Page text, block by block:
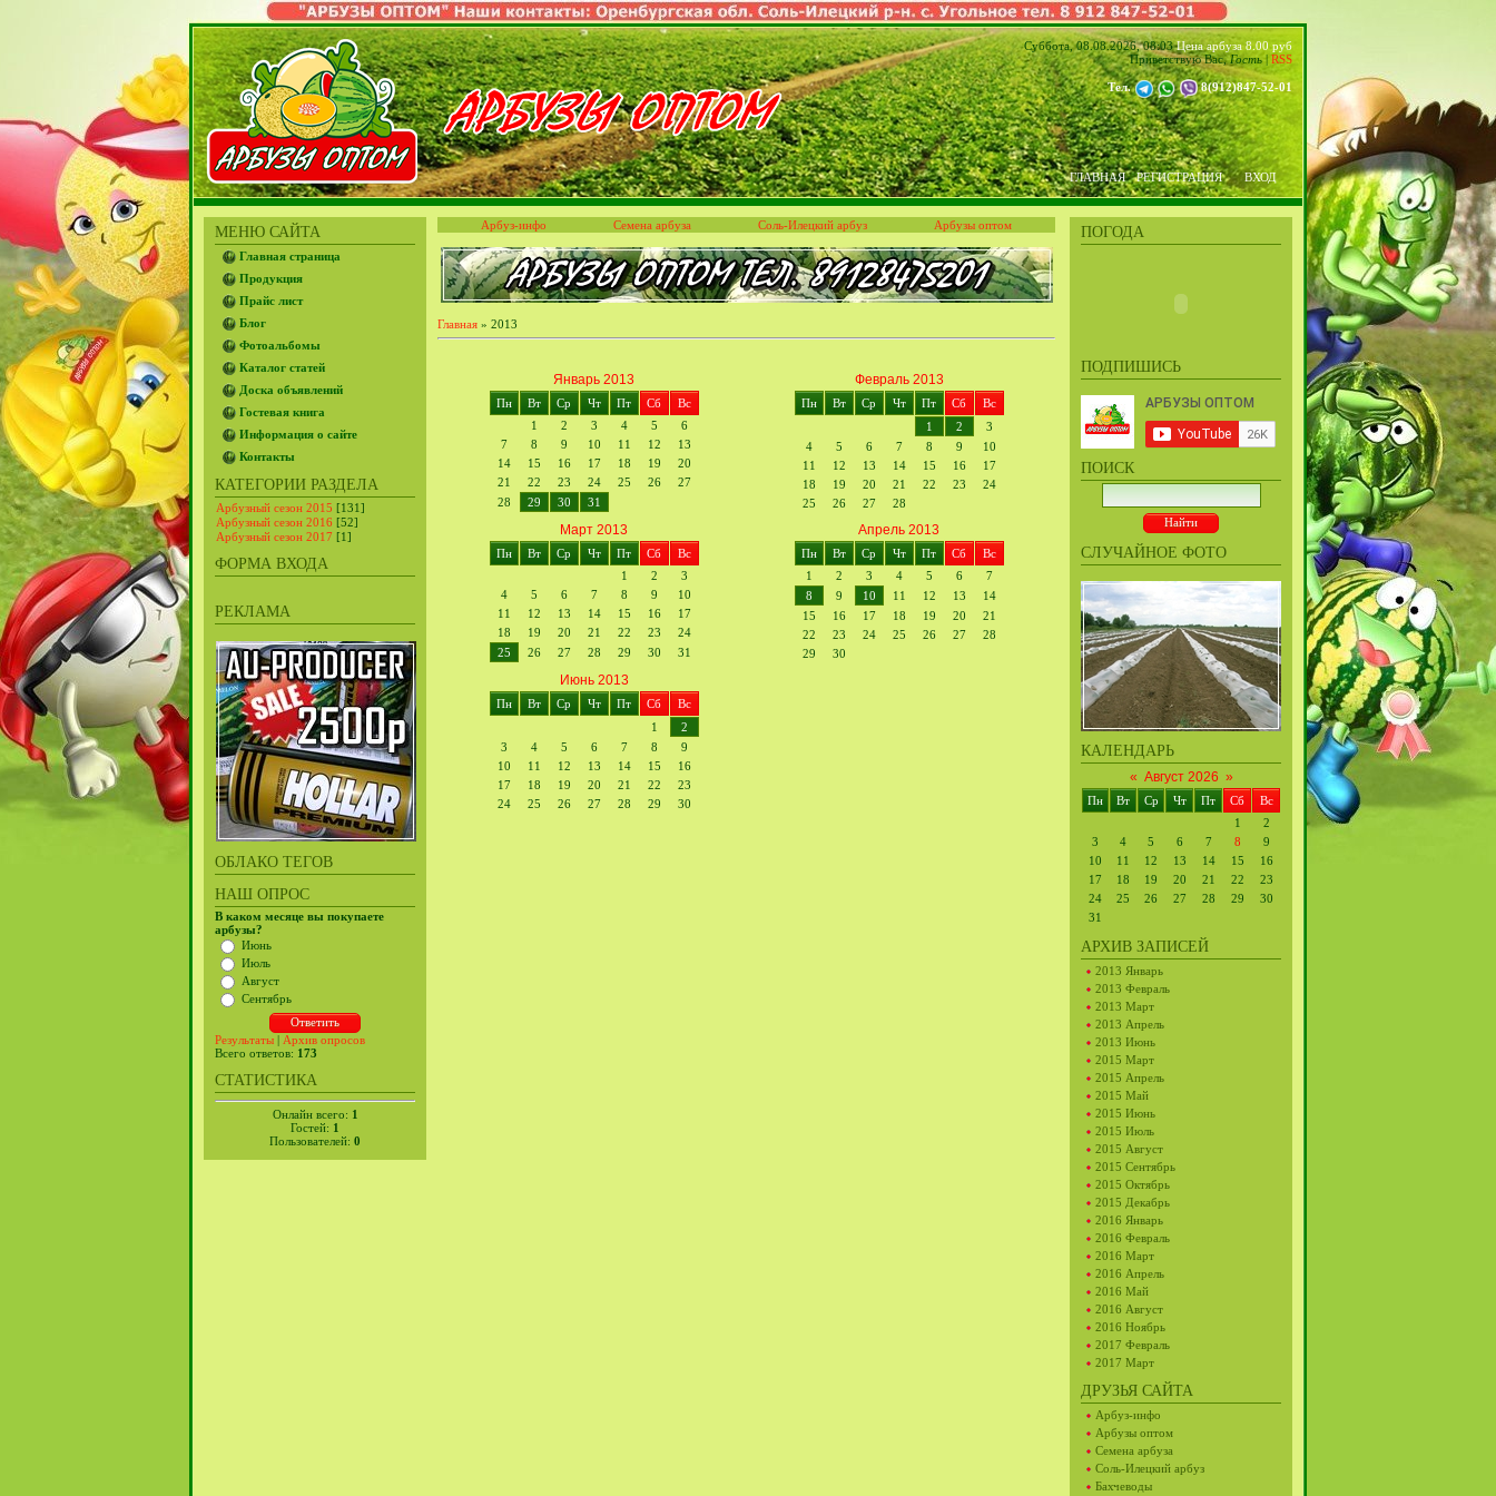
Суббота, 08.08.2026, 08:03Цена арбуза 8.00 руб
Приветствую Вас,Гость| RSS
Тел. 8(912)847-52-01
ГЛАВНАЯ РЕГИСТРАЦИЯ ВХОД
МЕНЮ САЙТА
Главная страница
Продукция
Прайс лист
Блог
Фотоальбомы
Каталог статей
Доска объявлений
Гостевая книга
Информация о сайте
Контакты
КАТЕГОРИИ РАЗДЕЛА
Арбузный сезон 2015 [131]
Арбузный сезон 2016 [52]
Арбузный сезон 2017 [1]
ФОРМА ВХОДА
РЕКЛАМА
ОБЛАКО ТЕГОВ
НАШ ОПРОС
В каком месяце вы покупаете
арбузы?
Июнь
Июль
Август
Сентябрь
Результаты | Архив опросов
Всего ответов: 173
СТАТИСТИКА
Онлайн всего: 1
Гостей: 1
Пользователей: 0
ПОГОДА
ПОДПИШИСЬ
ПОИСК
СЛУЧАЙНОЕ ФОТО
КАЛЕНДАРЬ
« Август 2026 »
Пн Вт Ср Чт Пт Сб
Вс
1
2
3
4 5 6 7 8
9
10
11 12 13 14 15
16
17
18 19 20 21 22
23
24
25 26 27 28 29
30
31
АРХИВ ЗАПИСЕЙ
2013 Январь
2013 Февраль
2013 Март
2013 Апрель
2013 Июнь
2015 Март
2015 Апрель
2015 Май
2015 Июнь
2015 Июль
2015 Август
2015 Сентябрь
2015 Октябрь
2015 Декабрь
2016 Январь
2016 Февраль
2016 Март
2016 Апрель
2016 Май
2016 Август
2016 Ноябрь
2017 Февраль
2017 Март
ДРУЗЬЯ САЙТА
Арбуз-инфо
Арбузы оптом
Семена арбуза
Соль-Илецкий арбуз
Бахчеводы
Арбуз-инфо Семена арбуза Соль-Илецкий арбуз Арбузы оптом
Главная » 2013
Январь 2013
Пн Вт Ср Чт Пт Сб
Вс
1
2 3 4 5
6
7
8 9 10 11 12
13
14
15 16 17 18 19
20
21
22 23 24 25 26
27
28
29 30 31
Февраль 2013
Пн Вт Ср Чт Пт Сб
Вс
1
2
3
4
5 6 7 8 9
10
11
12 13 14 15 16
17
18
19 20 21 22 23
24
25
26 27 28
Март 2013
Пн Вт Ср Чт Пт Сб
Вс
1
2
3
4
5 6 7 8 9
10
11
12 13 14 15 16
17
18
19 20 21 22 23
24
25
26 27 28 29 30 31
Апрель 2013
Пн Вт Ср Чт Пт Сб
Вс
1
2 3 4 5 6
7
8
9 10 11 12 13
14
15
16 17 18 19 20
21
22
23 24 25 26 27
28
29
30
Июнь 2013
Пн Вт Ср Чт Пт Сб
Вс
1
2
3
4 5 6 7 8
9
10
11 12 13 14 15
16
17
18 19 20 21 22
23
24
25 26 27 28 29 30